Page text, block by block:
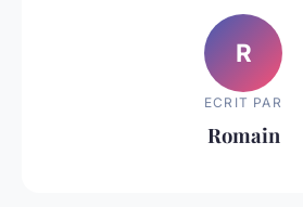
R
ECRIT PAR
Romain